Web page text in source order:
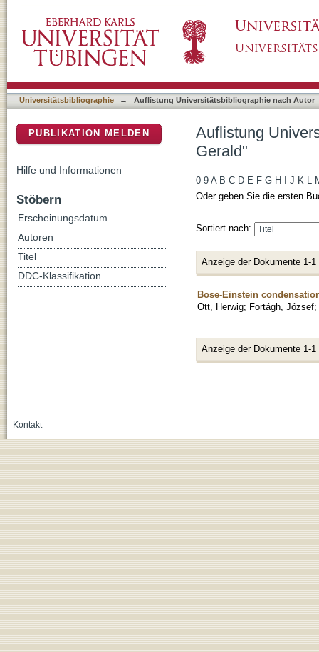
Universitätsbibliographie → Auflistung Universitätsbibliographie nach Autor
Auflistung
Gerald"
0-9 A B C D E F G H J K L
Oder geben Sie die ersten
Sortiert nach:
Anzeige der Dokumente 1-1
Bose-Einstein
Ott, Herwig; Fortágh, József;
Anzeige der Dokumente 1-1
PUBLIKATION MELDEN
Hilfe und Informationen
Stöbern
Erscheinungsdatum
Autoren
Titel
DDC-Klassifikation
Kontakt